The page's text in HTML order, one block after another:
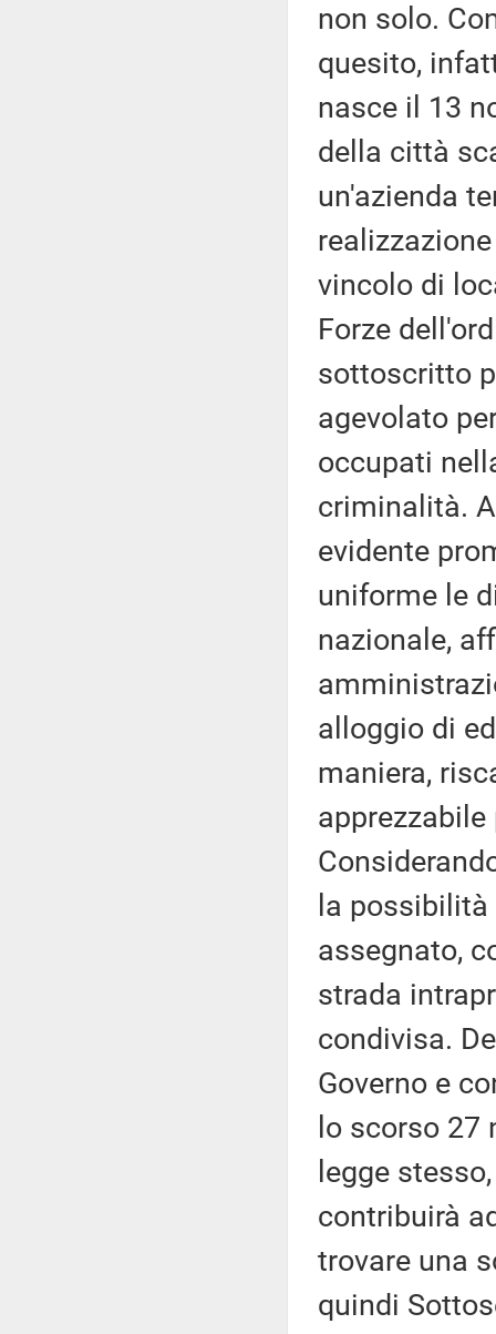
non solo.
quesito,
nasce il 13
della città
un'azienda
vincolo di
Forze
sottoscritto
agevolato
occupati
criminalità.
evidente
uniforme le
nazionale,
alloggio di
maniera,
la
assegnato,
strada
condivisa.
Governo e
lo scorso 27
legge
contribuirà
trovare una
quindi